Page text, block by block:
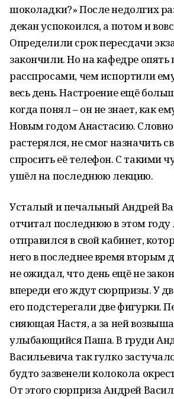
шоколадки?» После недолгих
декан успокоился, а потом и
Определили срок пересдачи
закончили. Но на кафедре опять
расспросами, чем испортили
весь день. Настроение ещё
когда понял – он не знает, как
Новым годом Анастасию.
растерялся, не смог назначить
спросить её телефон. С такими
ушёл на последнюю лекцию.
Усталый и печальный Андрей
отчитал последнюю в этом
отправился в свой кабинет,
него в последнее время вторым
не ожидал, что день ещё не
впереди его ждут сюрпризы. У
его подстерегали две фигурки.
сияющая Настя, а за ней
улыбающийся Паша. В груди
Васильевича так гулко
будто зазвенели колокола
От этого сюрприза Андрей